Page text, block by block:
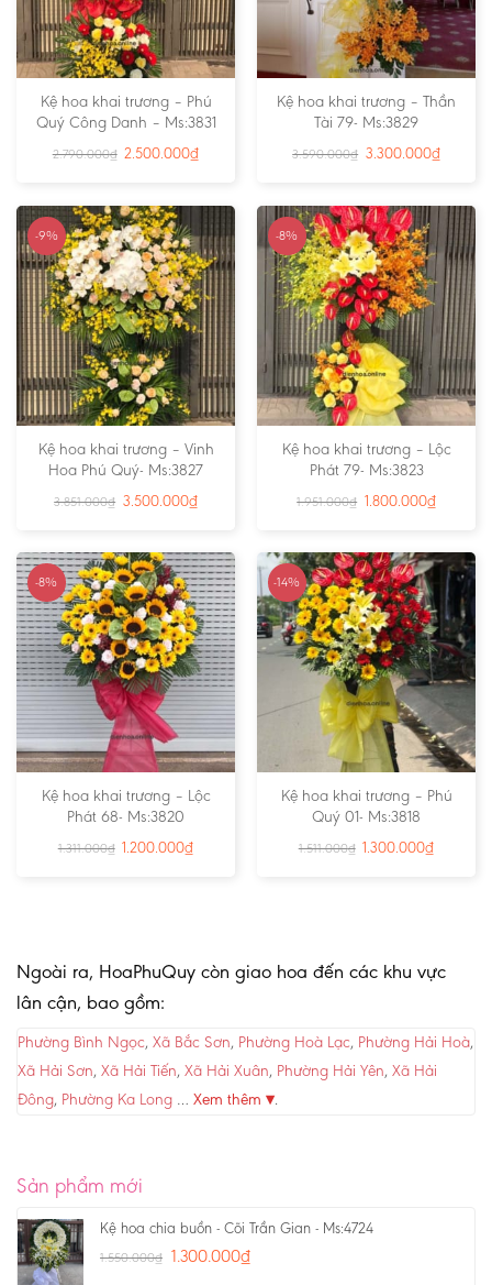
Kệ hoa khai trương – Phú
Quý Công Danh – Ms:3831
2.790.000₫ 2.500.000₫
Kệ hoa khai trương – Thần
Tài 79- Ms:3829
3.590.000₫ 3.300.000₫
-9%
Kệ hoa khai trương – Vinh
Hoa Phú Quý- Ms:3827
3.851.000₫ 3.500.000₫
-8%
Kệ hoa khai trương – Lộc
Phát 79- Ms:3823
1.951.000₫ 1.800.000₫
-8%
Kệ hoa khai trương – Lộc
Phát 68- Ms:3820
1.311.000₫ 1.200.000₫
-14%
Kệ hoa khai trương – Phú
Quý 01- Ms:3818
1.511.000₫ 1.300.000₫
Ngoài ra, HoaPhuQuy còn giao hoa đến các khu vực
lân cận, bao gồm:
Phường Bình Ngọc, Xã Bắc Sơn, Phường Hoà Lạc, Phường Hải Hoà,
Xã Hải Sơn, Xã Hải Tiến, Xã Hải Xuân, Phường Hải Yên, Xã Hải
Đông, Phường Ka Long … Xem thêm ▾.
Sản phẩm mới
Kệ hoa chia buồn - Cõi Trần Gian - Ms:4724
1.550.000₫ 1.300.000₫